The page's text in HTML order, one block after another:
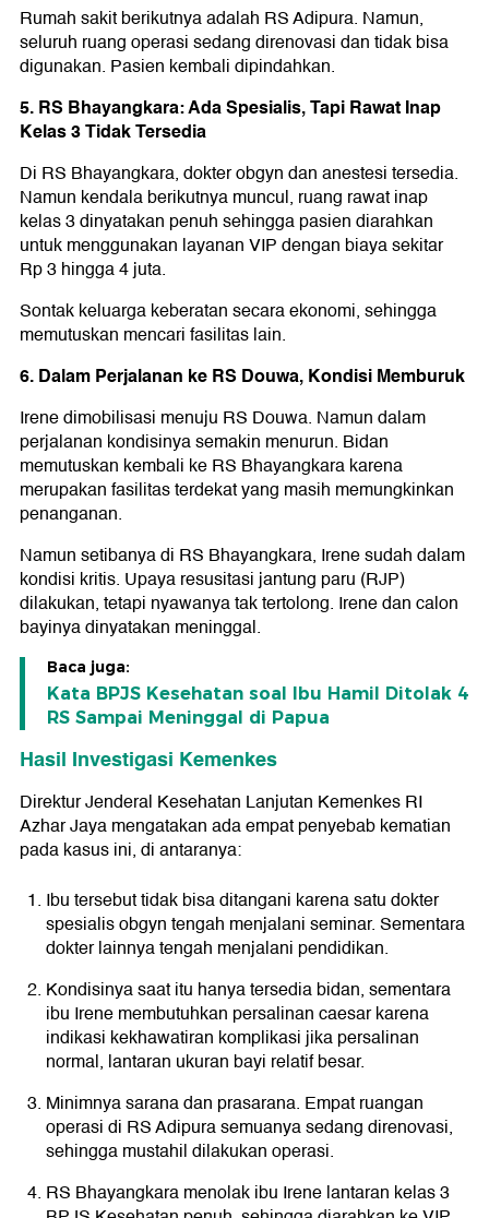
Rumah sakit berikutnya adalah RS Adipura. Namun,
seluruh ruang operasi sedang direnovasi dan tidak bisa
digunakan. Pasien kembali dipindahkan.
5. RS Bhayangkara: Ada Spesialis, Tapi Rawat Inap
Kelas 3 Tidak Tersedia
Di RS Bhayangkara, dokter obgyn dan anestesi tersedia.
Namun kendala berikutnya muncul, ruang rawat inap
kelas 3 dinyatakan penuh sehingga pasien diarahkan
untuk menggunakan layanan VIP dengan biaya sekitar
Rp 3 hingga 4 juta.
Sontak keluarga keberatan secara ekonomi, sehingga
memutuskan mencari fasilitas lain.
6. Dalam Perjalanan ke RS Douwa, Kondisi Memburuk
Irene dimobilisasi menuju RS Douwa. Namun dalam
perjalanan kondisinya semakin menurun. Bidan
memutuskan kembali ke RS Bhayangkara karena
merupakan fasilitas terdekat yang masih memungkinkan
penanganan.
Namun setibanya di RS Bhayangkara, Irene sudah dalam
kondisi kritis. Upaya resusitasi jantung paru (RJP)
dilakukan, tetapi nyawanya tak tertolong. Irene dan calon
bayinya dinyatakan meninggal.
Baca juga:
Kata BPJS Kesehatan soal Ibu Hamil Ditolak 4
RS Sampai Meninggal di Papua
Hasil Investigasi Kemenkes
Direktur Jenderal Kesehatan Lanjutan Kemenkes RI
Azhar Jaya mengatakan ada empat penyebab kematian
pada kasus ini, di antaranya:
Ibu tersebut tidak bisa ditangani karena satu dokter
spesialis obgyn tengah menjalani seminar. Sementara
dokter lainnya tengah menjalani pendidikan.
Kondisinya saat itu hanya tersedia bidan, sementara
ibu Irene membutuhkan persalinan caesar karena
indikasi kekhawatiran komplikasi jika persalinan
normal, lantaran ukuran bayi relatif besar.
Minimnya sarana dan prasarana. Empat ruangan
operasi di RS Adipura semuanya sedang direnovasi,
sehingga mustahil dilakukan operasi.
RS Bhayangkara menolak ibu Irene lantaran kelas 3